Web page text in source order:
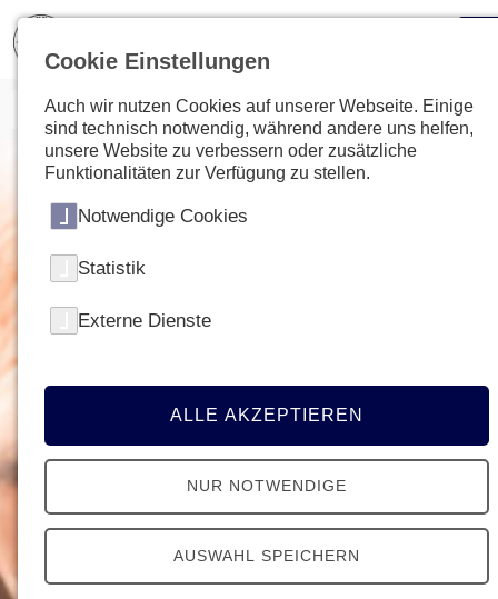
Cookie Einstellungen
Auch wir nutzen Cookies auf unserer Webseite. Einige
sind technisch notwendig, während andere uns helfen,
unsere Website zu verbessern oder zusätzliche
Funktionalitäten zur Verfügung zu stellen.
Notwendige Cookies
Statistik
Externe Dienste
ALLE AKZEPTIEREN
NUR NOTWENDIGE
AUSWAHL SPEICHERN